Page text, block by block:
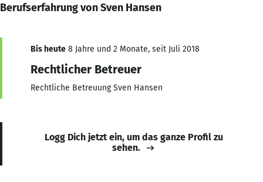
Berufserfahrung von Sven Hansen
Bis heute 8 Jahre und 2 Monate, seit Juli 2018
Rechtlicher Betreuer
Rechtliche Betreuung Sven Hansen
Logg Dich jetzt ein, um das ganze Profil zu
sehen.